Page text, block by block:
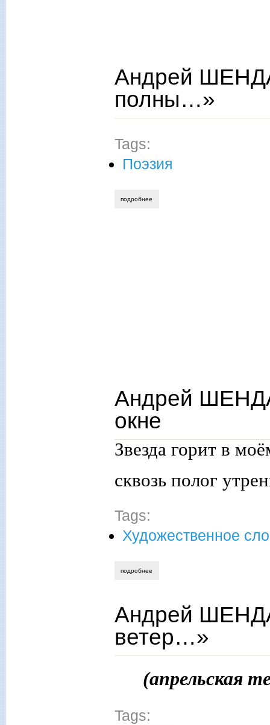
Андрей
полны…»
Tags:
Поэзия
подробнее
Андрей
окне
Звезда горит в
сквозь полог
Tags:
Художественное
подробнее
Андрей
ветер…»
(апрельская
Tags: